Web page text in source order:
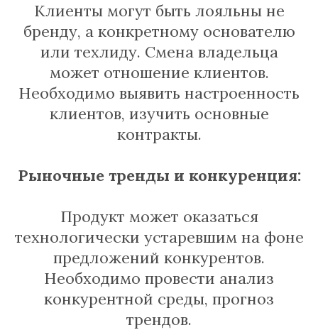
Клиенты могут быть лояльны не
бренду, а конкретному основателю
или техлиду. Смена владельца
может отношение клиентов.
Необходимо выявить настроенность
клиентов, изучить основные
контракты.
Рыночные тренды и конкуренция:
Продукт может оказаться
технологически устаревшим на фоне
предложений конкурентов.
Необходимо провести анализ
конкурентной среды, прогноз
трендов.